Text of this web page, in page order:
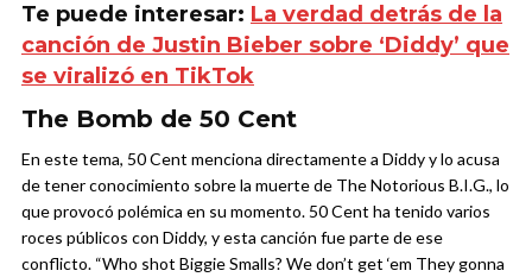
Te puede interesar: La verdad detrás de la
canción de Justin Bieber sobre ‘Diddy’ que
se viralizó en TikTok
The Bomb de 50 Cent
En este tema, 50 Cent menciona directamente a Diddy y lo acusa
de tener conocimiento sobre la muerte de The Notorious B.I.G., lo
que provocó polémica en su momento. 50 Cent ha tenido varios
roces públicos con Diddy, y esta canción fue parte de ese
conflicto. “Who shot Biggie Smalls? We don’t get ‘em They gonna